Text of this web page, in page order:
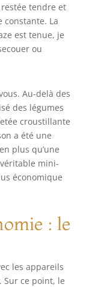
tendre et
constante. La
est tenue, je
ou
Au-delà des
des légumes
croustillante
a été une
plus qu’une
mini-
économique
: le
les appareils
Sur ce point, le